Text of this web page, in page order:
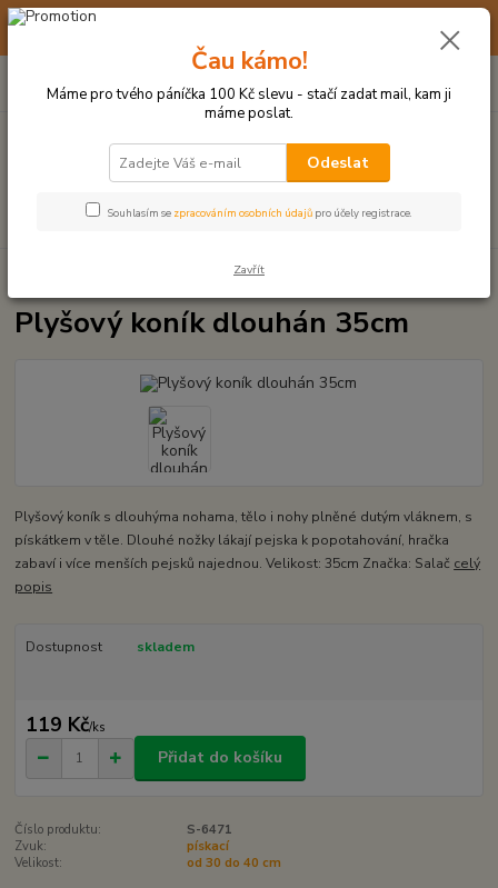
☀️ 10. - 14. SRPNA 2026 MÁME DOVOLENOU ☀️ OBJEDNÁVKY
Hledat
po–pá: 9–17 hod.
za0 Kč
PLYŠOVÉ A TEXTILNÍ HRAČKY
Plyšový koník dlouhán 35cm
Plyšový koník s dlouhýma nohama, tělo i nohy plněné dutým vláknem, s
pískátkem v těle. Dlouhé nožky lákají pejska k popotahování, hračka
zabaví i více menších pejsků najednou. Velikost: 35cm Značka: Salač celý
popis
Dostupnost skladem
119 Kč/ks
Přidat do košíku
Číslo produktu:
S-6471
Zvuk:
pískací
Velikost:
od 30 do 40 cm
Čau kámo!
Máme pro tvého páníčka 100 Kč slevu - stačí zadat mail, kam ji
máme poslat.
Odeslat
Souhlasím se zpracováním osobních údajů pro účely registrace.
Zavřít